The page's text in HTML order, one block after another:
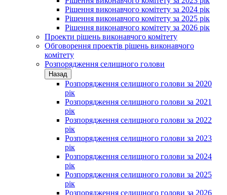
Рішення виконавчого комітету за 2024 рік
Рішення виконавчого комітету за 2025 рік
Рішення виконавчого комітету за 2026 рік
Проекти рішень виконавчого комітету
Обговорення проектів рішень виконавчого
комітету
Розпорядження селищного голови
Назад
Розпорядження селищного голови за 2020
рік
Розпорядження селищного голови за 2021
рік
Розпорядження селищного голови за 2022
рік
Розпорядження селищного голови за 2023
рік
Розпорядження селищного голови за 2024
рік
Розпорядження селищного голови за 2025
рік
Розпорядження селищного голови за 2026